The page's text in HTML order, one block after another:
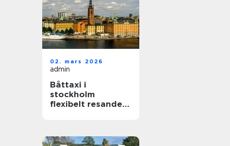
02. mars 2026
admin
Båttaxi i
stockholm
flexibelt resande i